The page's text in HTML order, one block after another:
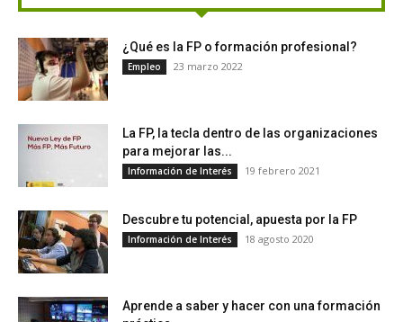
¿Qué es la FP o formación profesional?
Empleo 23 marzo 2022
La FP, la tecla dentro de las organizaciones
para mejorar las...
Información de Interés 19 febrero 2021
Descubre tu potencial, apuesta por la FP
Información de Interés 18 agosto 2020
Aprende a saber y hacer con una formación